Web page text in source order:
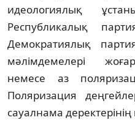
идеологиялық
Республикалық
Демократиялық
мәлімдемелері
немесе аз
Поляризация
сауалнама